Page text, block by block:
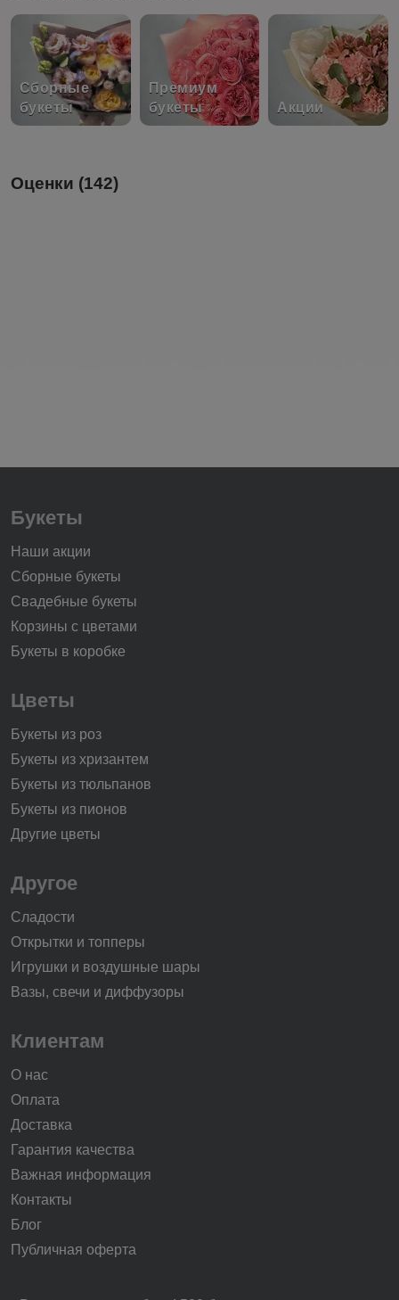
Сборные
букеты
Премиум
букеты
Акции
Оценки (142)
Букеты
Наши акции
Сборные букеты
Свадебные букеты
Корзины с цветами
Букеты в коробке
Цветы
Букеты из роз
Букеты из хризантем
Букеты из тюльпанов
Букеты из пионов
Другие цветы
Другое
Сладости
Открытки и топперы
Игрушки и воздушные шары
Вазы, свечи и диффузоры
Клиентам
О нас
Оплата
Доставка
Гарантия качества
Важная информация
Контакты
Блог
Публичная оферта